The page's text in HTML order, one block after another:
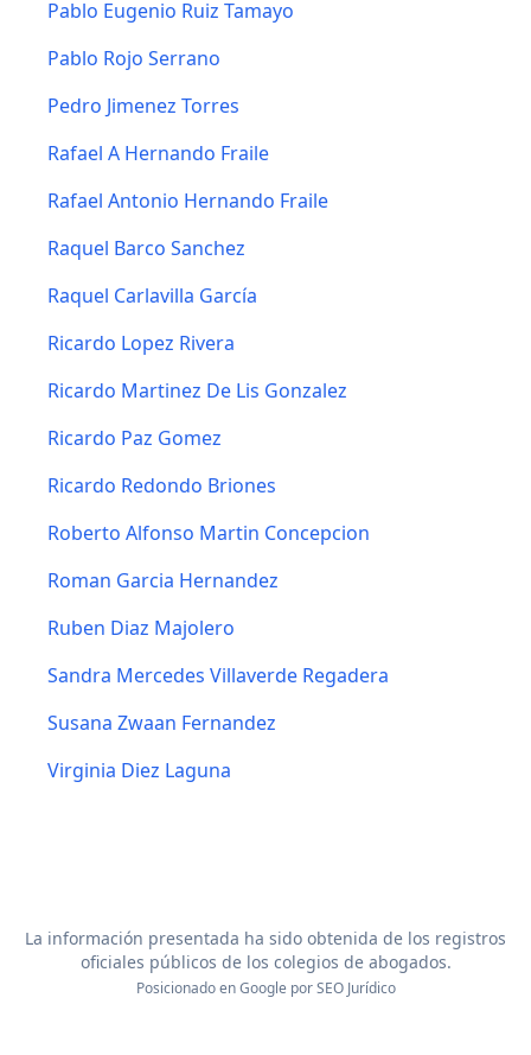
Pablo Eugenio Ruiz Tamayo
Pablo Rojo Serrano
Pedro Jimenez Torres
Rafael A Hernando Fraile
Rafael Antonio Hernando Fraile
Raquel Barco Sanchez
Raquel Carlavilla García
Ricardo Lopez Rivera
Ricardo Martinez De Lis Gonzalez
Ricardo Paz Gomez
Ricardo Redondo Briones
Roberto Alfonso Martin Concepcion
Roman Garcia Hernandez
Ruben Diaz Majolero
Sandra Mercedes Villaverde Regadera
Susana Zwaan Fernandez
Virginia Diez Laguna
La información presentada ha sido obtenida de los registros
oficiales públicos de los colegios de abogados.
Posicionado en Google porSEO Jurídico